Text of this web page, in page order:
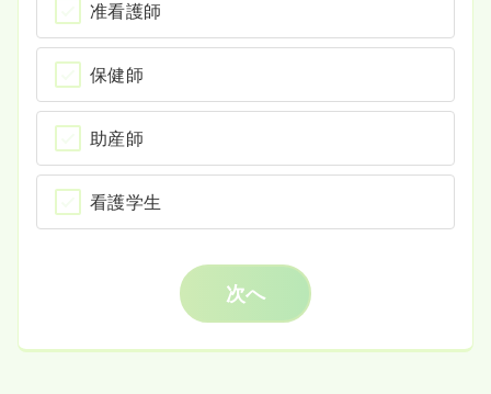
准看護師
保健師
助産師
看護学生
次へ